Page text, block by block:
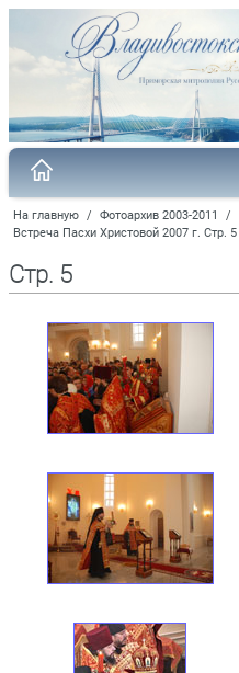
На главную / Фотоархив 2003-2011 /
Встреча Пасхи Христовой 2007 г. Стр. 5
Стр. 5